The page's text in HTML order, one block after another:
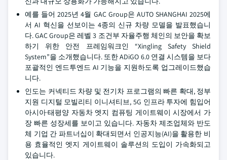
예를 들어 2025년 4월 GAC Group은 AUTO SHANGHAI 2025에
서 AI 혁신을 선보이는 4종의 신규 차량 모델을 발표했습니
다. GAC Group은 레벨 3 조건부 자율주행 체인의 보안을 확보
하기 위한 안전 프레임워크인 “Xingling Safety Shield
System”을 소개했습니다. 또한 ADiGO 6.0 연결 시스템을 보다
포괄적인 엔드투엔드 AI 기능을 지원하도록 업그레이드했습
니다.
인도는 커넥티드 차량 및 전기차 프로그램의 빠른 확대, 정부
지원 디지털 모빌리티 이니셔티브, 5G 인프라 투자에 힘입어
아시아·태평양 자동차 엣지 컴퓨팅 게이트웨이 시장에서 가
장 빠른 성장세를 보이고 있습니다. 자동차 제조업체와 반도
체 기업 간 파트너십이 확대되면서 인공지능(AI)을 활용한 비
용 효율적인 엣지 게이트웨이 솔루션의 도입이 가속화되고
있습니다.